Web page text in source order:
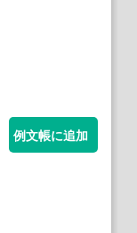
例文帳に追加